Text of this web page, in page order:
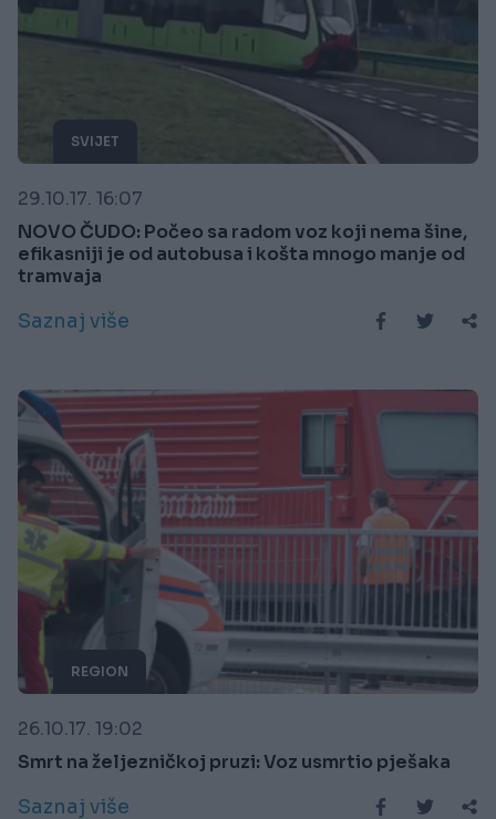
SVIJET
29.10.17. 16:07
NOVO ČUDO: Počeo sa radom voz koji nema šine,
efikasniji je od autobusa i košta mnogo manje od
tramvaja
Saznaj više
REGION
26.10.17. 19:02
Smrt na željezničkoj pruzi: Voz usmrtio pješaka
Saznaj više